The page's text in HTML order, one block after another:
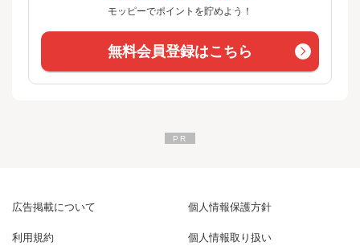
モッピーでポイントを貯めよう！
無料会員登録はこちら
広告掲載について 個人情報保護方針
利用規約 個人情報取り扱い